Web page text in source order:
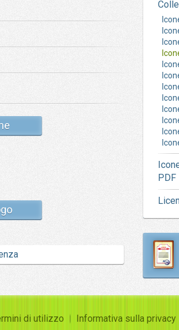
PDF
di utilizzo Informativa sulla privacy